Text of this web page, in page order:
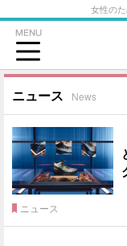
女性の
ニュース News
ニュース